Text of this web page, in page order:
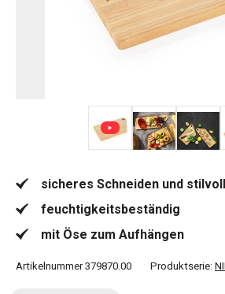
sicheres Schneiden und
feuchtigkeitsbeständig
mit Öse zum Aufhängen
Artikelnummer 379870.00 Produktserie: